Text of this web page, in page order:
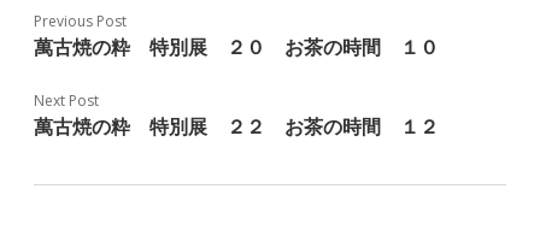
Previous Post
萬古焼の粋 特別展 ２０ お茶の時間 １０
Next Post
萬古焼の粋 特別展 ２２ お茶の時間 １２